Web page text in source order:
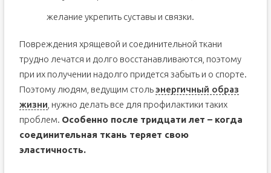
желание укрепить суставы и связки.
Повреждения хрящевой и соединительной ткани
трудно лечатся и долго восстанавливаются, поэтому
при их получении надолго придется забыть и о спорте.
Поэтому людям, ведущим стольэнергичный образ
жизни , нужно делать все для профилактики таких
проблем. Особенно после тридцати лет – когда
соединительная ткань теряет свою
эластичность.